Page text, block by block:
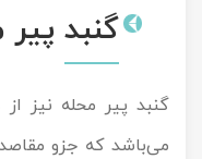
گنبد
گنبد پیر محله نیز
می‌باشد که جزو